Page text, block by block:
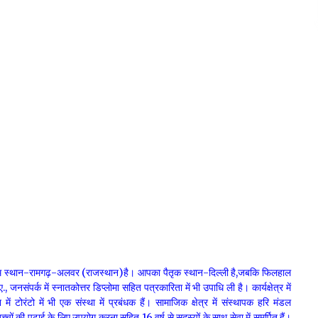
स्थान-रामगढ़-अलवर (राजस्थान)है। आपका पैतृक स्थान-दिल्ली है,जबकि फिलहाल
में स्नातकोत्तर डिप्लोमा सहित पत्रकारिता में भी उपाधि ली है। कार्यक्षेत्र में
टोरंटो में भी एक संस्था में प्रबंधक हैं। सामाजिक क्षेत्र में संस्थापक हरि मंडल